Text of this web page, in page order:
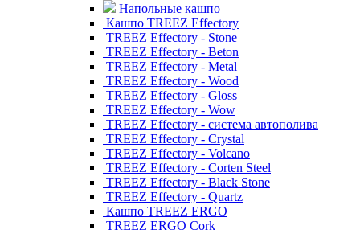
Напольные кашпо
Кашпо TREEZ Effectory
TREEZ Effectory - Stone
TREEZ Effectory - Beton
TREEZ Effectory - Metal
TREEZ Effectory - Wood
TREEZ Effectory - Gloss
TREEZ Effectory - Wow
TREEZ Effectory - система автополива
TREEZ Effectory - Crystal
TREEZ Effectory - Volcano
TREEZ Effectory - Corten Steel
TREEZ Effectory - Black Stone
TREEZ Effectory - Quartz
Кашпо TREEZ ERGO
TREEZ ERGO Cork